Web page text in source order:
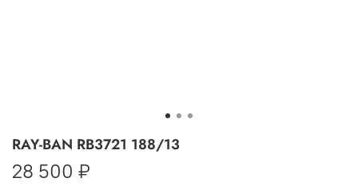
RAY-BAN RB3721 188/13
28 500 ₽